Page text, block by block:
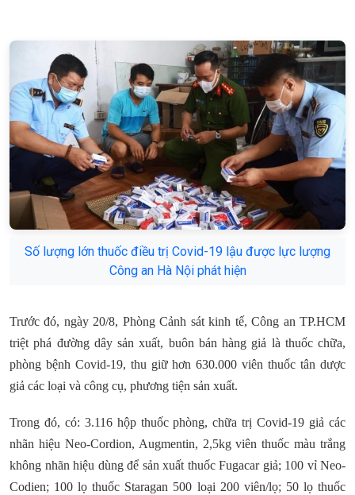
Số lượng lớn thuốc điều trị Covid-19 lậu được lực lượng
Công an Hà Nội phát hiện
Trước đó, ngày 20/8, Phòng Cảnh sát kinh tế, Công an TP.HCM
triệt phá đường dây sản xuất, buôn bán hàng giả là thuốc chữa,
phòng bệnh Covid-19, thu giữ hơn 630.000 viên thuốc tân dược
giả các loại và công cụ, phương tiện sản xuất.
Trong đó, có: 3.116 hộp thuốc phòng, chữa trị Covid-19 giả các
nhãn hiệu Neo-Cordion, Augmentin, 2,5kg viên thuốc màu trắng
không nhãn hiệu dùng để sản xuất thuốc Fugacar giả; 100 vỉ Neo-
Codien; 100 lọ thuốc Staragan 500 loại 200 viên/lọ; 50 lọ thuốc